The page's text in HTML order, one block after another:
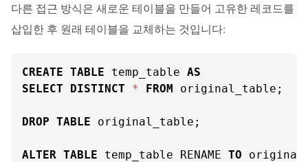
다른 접근 방식은 새로운 테이블을 만들어 고유한 레코드를
삽입한 후 원래 테이블을 교체하는 것입니다:
CREATE TABLE temp_table AS
SELECT
DISTINCT * FROM original_table;
DROP TABLE original_table;
ALTER TABLE temp_table RENAME TO